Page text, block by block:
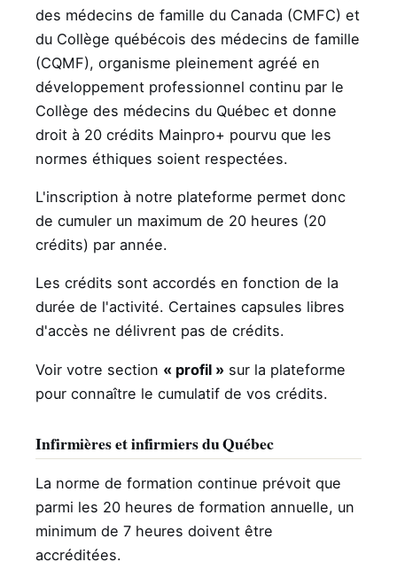
des médecins de famille du Canada (CMFC) et
du Collège québécois des médecins de famille
(CQMF), organisme pleinement agréé en
développement professionnel continu par le
Collège des médecins du Québec et donne
droit à 20 crédits Mainpro+ pourvu que les
normes éthiques soient respectées.
L'inscription à notre plateforme permet donc
de cumuler un maximum de 20 heures (20
crédits) par année.
Les crédits sont accordés en fonction de la
durée de l'activité. Certaines capsules libres
d'accès ne délivrent pas de crédits.
Voir votre section « profil » sur la plateforme
pour connaître le cumulatif de vos crédits.
Infirmières et infirmiers du Québec
La norme de formation continue prévoit que
parmi les 20 heures de formation annuelle, un
minimum de 7 heures doivent être
accréditées.